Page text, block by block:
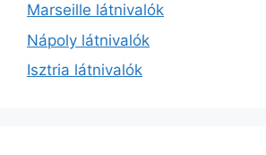
Marseille látnivalók
Nápoly látnivalók
Isztria látnivalók